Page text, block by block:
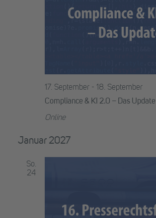
Compliance & KI 2.0 – Das Update
17. September - 18. September
Online
Januar 2027
So.
24